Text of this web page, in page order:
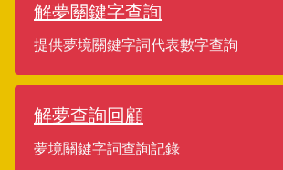
解夢關鍵字查詢
提供夢境關鍵字詞代表數字查詢
解夢查詢回顧
夢境關鍵字詞查詢記錄